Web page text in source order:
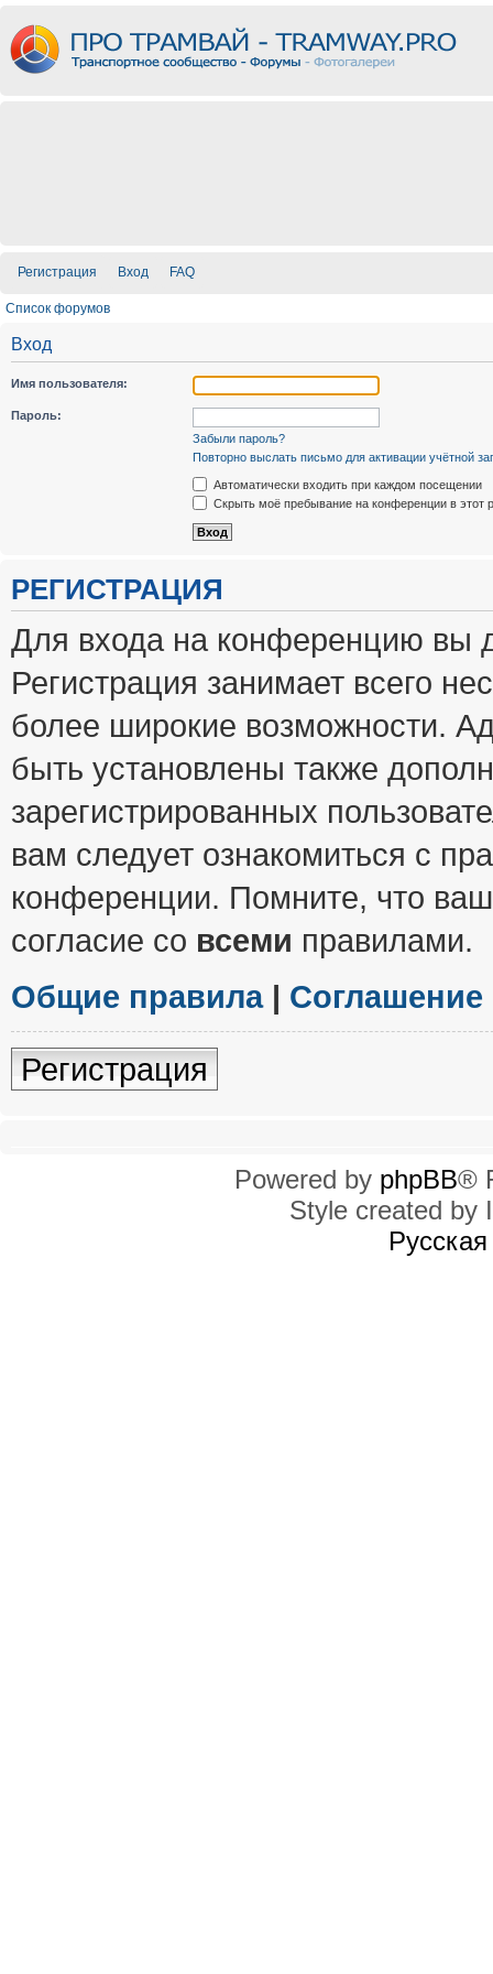
Регистрация Вход FAQ
Список форумов
Вход
Имя пользователя:
Пароль:
Забыли пароль?
Повторно выслать письмо для активации учётной
Автоматически входить при каждом посещении
Скрыть моё пребывание на конференции в этот
РЕГИСТРАЦИЯ
Для входа на конференцию вы
Регистрация занимает всего
более широкие возможности.
быть установлены также
зарегистрированных
вам следует ознакомиться с
конференции. Помните, что
согласие со всеми правилами.
Общие правила|
Регистрация
Powered by phpBB®
Style created by